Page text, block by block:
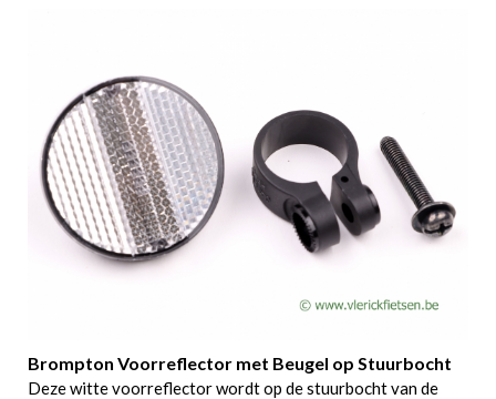
Brompton Voorreflector met Beugel op Stuurbocht
Deze witte voorreflector wordt op de stuurbocht van de